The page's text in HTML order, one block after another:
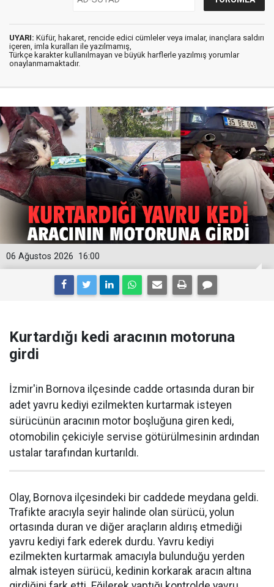
UYARI: Küfür, hakaret, rencide edici cümleler veya imalar, inançlara saldırı
içeren, imla kuralları ile yazılmamış,
Türkçe karakter kullanılmayan ve büyük harflerle yazılmış yorumlar
onaylanmamaktadır.
16:00
06 Ağustos 2026
Kurtardığı kedi aracının motoruna
girdi
İzmir'in Bornova ilçesinde cadde ortasında duran bir
adet yavru kediyi ezilmekten kurtarmak isteyen
sürücünün aracının motor boşluğuna giren kedi,
otomobilin çekiciyle servise götürülmesinin ardından
ustalar tarafından kurtarıldı.
Olay, Bornova ilçesindeki bir caddede meydana geldi.
Trafikte aracıyla seyir halinde olan sürücü, yolun
ortasında duran ve diğer araçların aldırış etmediği
yavru kediyi fark ederek durdu. Yavru kediyi
ezilmekten kurtarmak amacıyla bulunduğu yerden
almak isteyen sürücü, kedinin korkarak aracın altına